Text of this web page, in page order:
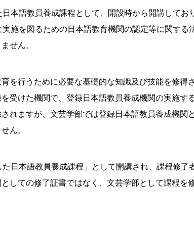
本語教員養成課程として、開設時から開講してお
施を図るための日本語教育機関の認定等に関する
せん。
を行うために必要な基礎的な知識及び技能を修得
受けた機関で、登録日本語教員養成機関の実施す
れますが、文芸学部では登録日本語教員養成機関
ん。
日本語教員養成課程」として開講され、課程修了
しての修了証書ではなく、文芸学部として課程を